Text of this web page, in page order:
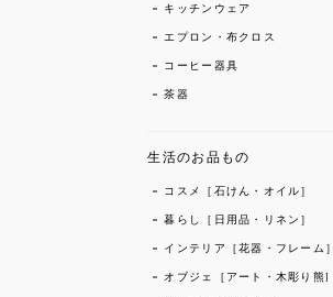
キッチンウェア
エプロン・布クロス
コーヒー器具
茶器
生活のお品もの
コスメ［石けん・オイル］
暮らし［日用品・リネン］
インテリア［花器・フレーム］
オブジェ［アート・木彫り熊]